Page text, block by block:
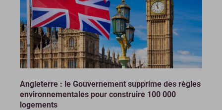
Angleterre : le Gouvernement supprime des règles
environnementales pour construire 100 000
logements